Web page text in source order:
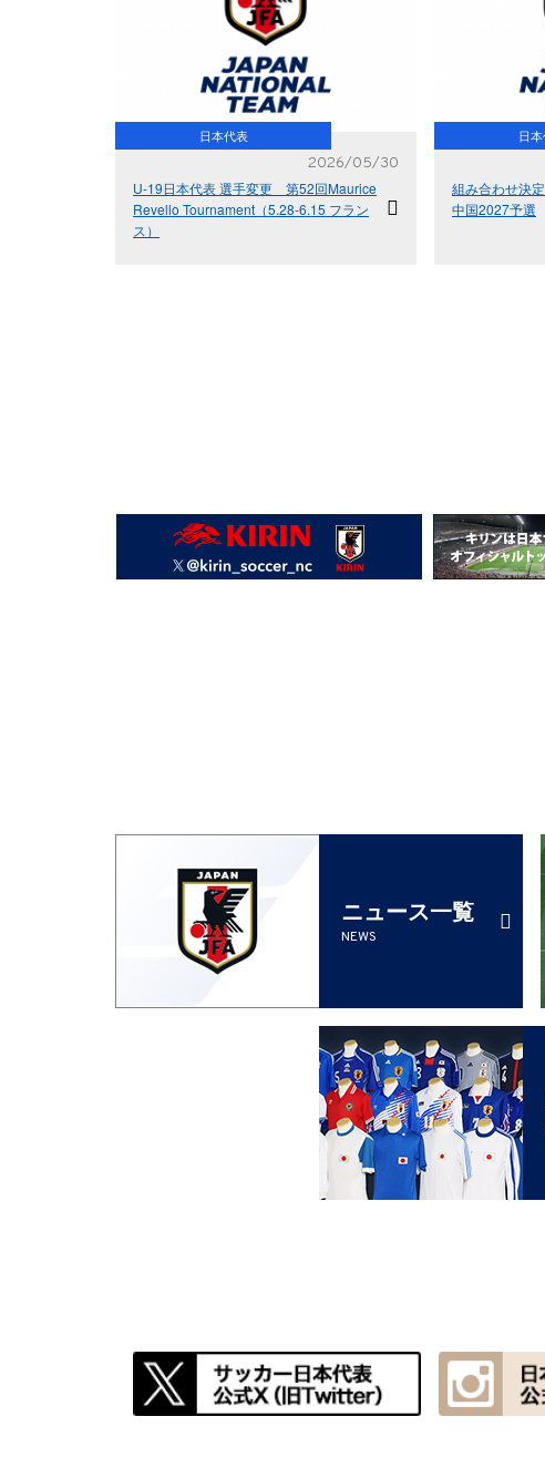
日本代表
2026/05/30
U-19日本代表 選手変更 第52回Maurice
Revello Tournament（5.28-6.15 フラン
ス）
日
組み合わせ決
中国2027予選
ニュース一覧
NEWS